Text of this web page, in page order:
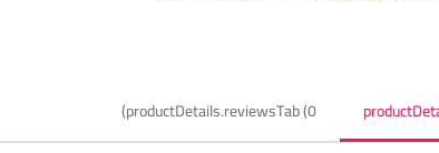
productDetails.reviewsTab (0)